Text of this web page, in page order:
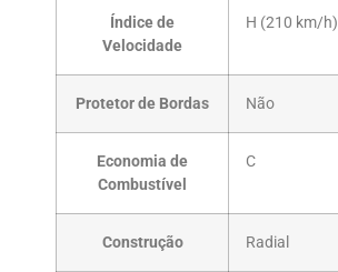
Índice de
Velocidade
H (210 km/h)
Protetor de Bordas Não
Economia de
Combustível
C
Construção Radial